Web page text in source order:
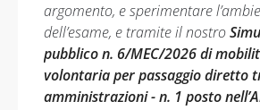
argomento, e sperimentare
dell’esame, e tramite il nostro
pubblico n. 6/MEC/2026 di
volontaria per passaggio diretto
amministrazioni - n. 1 posto